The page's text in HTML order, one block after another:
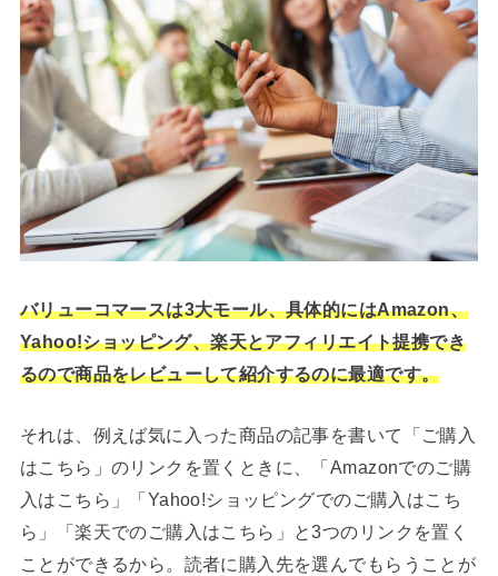
バリューコマースは3大モール、具体的にはAmazon、
Yahoo!ショッピング、楽天とアフィリエイト提携でき
るので商品をレビューして紹介するのに最適です。
それは、例えば気に入った商品の記事を書いて「ご購入
はこちら」のリンクを置くときに、「Amazonでのご購
入はこちら」「Yahoo!ショッピングでのご購入はこち
ら」「楽天でのご購入はこちら」と3つのリンクを置く
ことができるから。読者に購入先を選んでもらうことが